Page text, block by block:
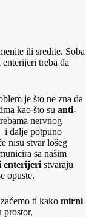
ili sredite. Soba
treba da
je što ne zna da
kao što su anti-
nervnog
i dalje potpuno
nisu stvar lošeg
sa našim
enterijeri stvaraju
opuste.
ti kako mirni
prostor,